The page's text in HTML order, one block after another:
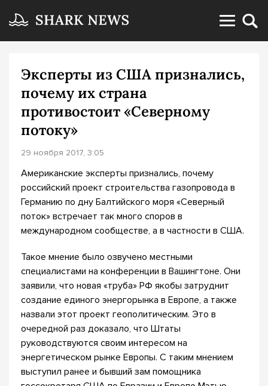
Эксперты из США признались,
почему их страна
противостоит «Северному
потоку»
29 ноября 2017, 3:05
Американские эксперты признались, почему
российский проект строительства газопровода в
Германию по дну Балтийского моря «Северный
поток» встречает так много споров в
международном сообществе, а в частности в США.
Такое мнение было озвучено местными
специалистами на конференции в Вашингтоне. Они
заявили, что новая «труба» РФ якобы затруднит
создание единого энергорынка в Европе, а также
назвали этот проект геополитическим. Это в
очередной раз доказало, что Штаты
руководствуются своим интересом на
энергетическом рынке Европы. С таким мнением
выступил ранее и бывший зам помощника